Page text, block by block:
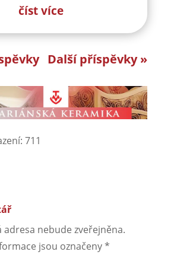
číst více
Další příspěvky »
711
adresa nebude zveřejněna.
jsou označeny*